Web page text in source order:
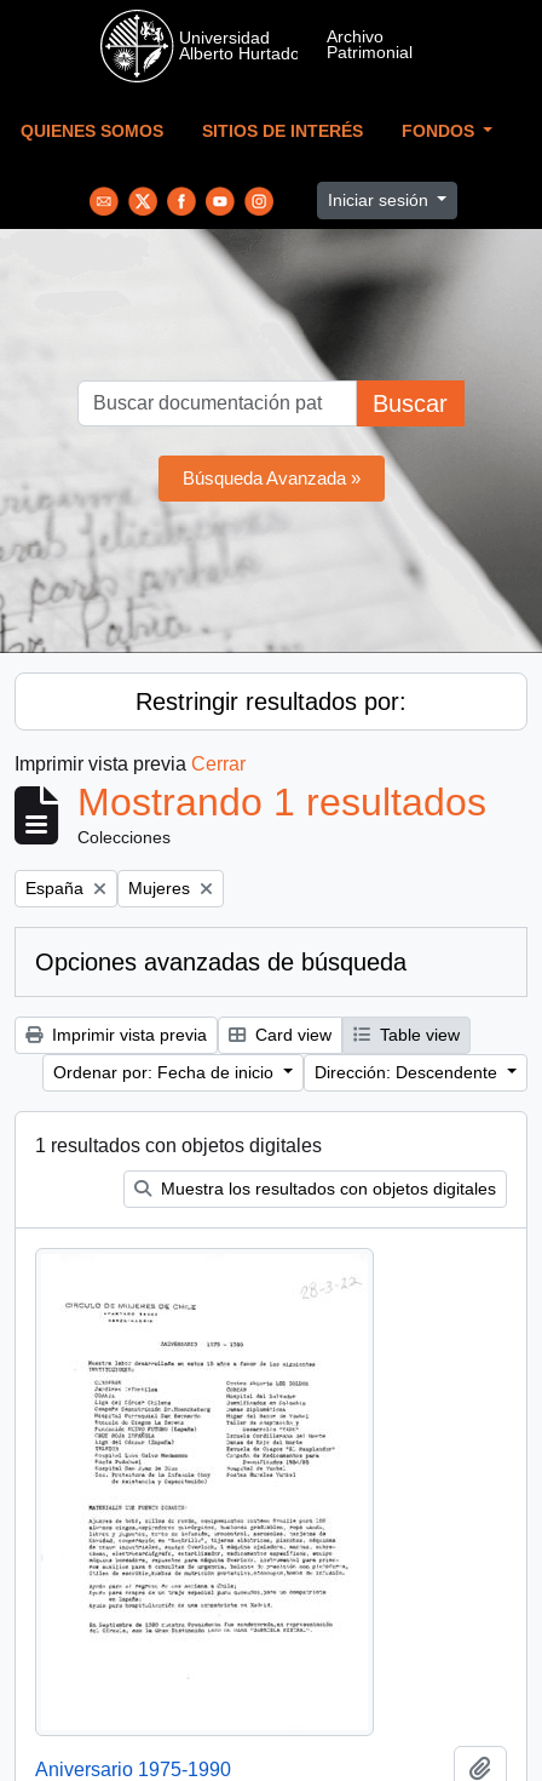
Skip to main content
QUIENES SOMOS SITIOS DE INTERÉS FONDOS
Iniciar sesión
Buscar
Búsqueda Avanzada »
Restringir resultados por:
Imprimir vista previa Cerrar
Mostrando 1 resultados
Colecciones
Remove filter:
España Remove filter:
Mujeres
Opciones avanzadas de búsqueda
Imprimir vista previa Card view
Table view
Ordenar por: Fecha de inicio
Dirección: Descendente
1 resultados con objetos digitales
Muestra los resultados con objetos digitales
Aniversario 1975-1990